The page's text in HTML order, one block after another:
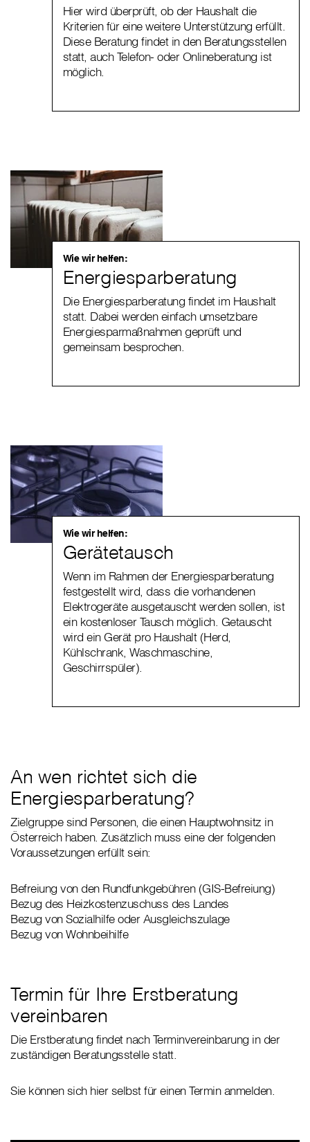
Hier wird überprüft, ob der Haushalt die
Kriterien für eine weitere Unterstützung erfüllt.
Diese Beratung findet in den Beratungsstellen
statt, auch Telefon- oder Onlineberatung ist
möglich.
Wie wir helfen:
Energiesparberatung
Die Energiesparberatung findet im Haushalt
statt. Dabei werden einfach umsetzbare
Energiesparmaßnahmen geprüft und
gemeinsam besprochen.
Wie wir helfen:
Gerätetausch
Wenn im Rahmen der Energiesparberatung
festgestellt wird, dass die vorhandenen
Elektrogeräte ausgetauscht werden sollen, ist
ein kostenloser Tausch möglich. Getauscht
wird ein Gerät pro Haushalt (Herd,
Kühlschrank, Waschmaschine,
Geschirrspüler).
An wen richtet sich die
Energiesparberatung?
Zielgruppe sind Personen, die einen Hauptwohnsitz in
Österreich haben. Zusätzlich muss eine der folgenden
Voraussetzungen erfüllt sein:
Befreiung von den Rundfunkgebühren (GIS-Befreiung)
Bezug des Heizkostenzuschuss des Landes
Bezug von Sozialhilfe oder Ausgleichszulage
Bezug von Wohnbeihilfe
Termin für Ihre Erstberatung
vereinbaren
Die Erstberatung findet nach Terminvereinbarung in der
zuständigen Beratungsstelle statt.
Sie können sich hier selbst für einen Termin anmelden.